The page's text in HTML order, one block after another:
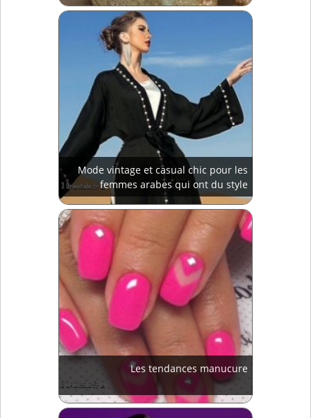
Mode vintage et casual chic pour les
femmes arabes qui ont du style
Les tendances manucure